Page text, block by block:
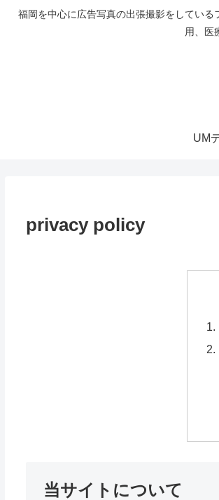
福岡を中心に広告写真の出張撮影をしてい
用、医
UM
privacy policy
当サイトについて